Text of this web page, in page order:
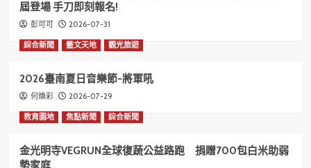
屆登場 手刀即刻報名!
彭可可 2026-07-31
綜合新聞 藝文天地 觀光旅遊
2026臺南夏日音樂節-將軍吼
何煥彩 2026-07-29
教育園地 焦點新聞 綜合新聞
金光明寺VEGRUN全球復蔬公益路跑 捐贈700包白米助弱
勢家庭